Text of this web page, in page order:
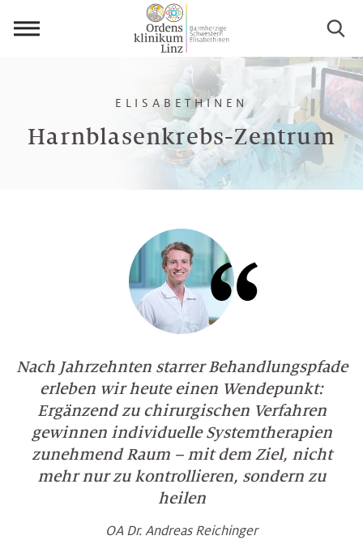
Harnblasenkrebs-Zentrum
ELISABETHINEN
Nach Jahrzehnten starrer Behandlungspfade
erleben wir heute einen Wendepunkt:
Ergänzend zu chirurgischen Verfahren
gewinnen individuelle Systemtherapien
zunehmend Raum – mit dem Ziel, nicht
mehr nur zu kontrollieren, sondern zu
heilen
OA Dr. Andreas Reichinger